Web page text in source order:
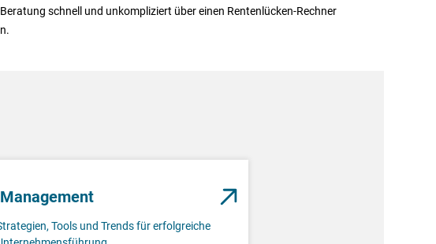
schnell und unkompliziert über einen Rentenlücken-Rechner
Management
Tools und Trends für erfolgreiche